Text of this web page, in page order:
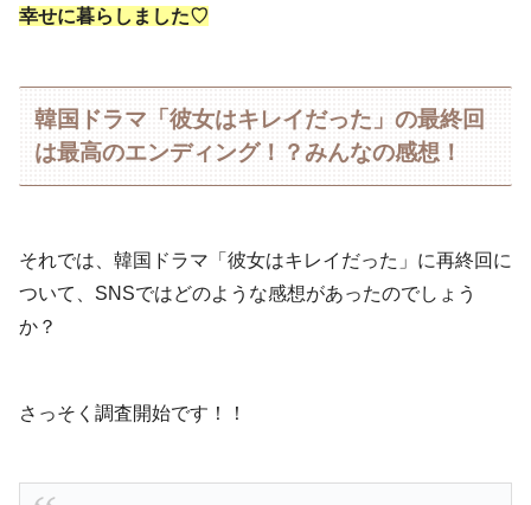
幸せに暮らしました♡
韓国ドラマ「彼女はキレイだった」の最終回
は最高のエンディング！？みんなの感想！
それでは、韓国ドラマ「彼女はキレイだった」に再終回に
ついて、SNSではどのような感想があったのでしょう
か？
さっそく調査開始です！！